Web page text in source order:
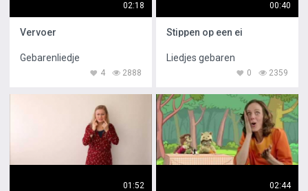
02:18
Vervoer
Gebarenliedje
2888
4
00:40
Stippen op een ei
Liedjes gebaren
2359
0
01:52 02:44